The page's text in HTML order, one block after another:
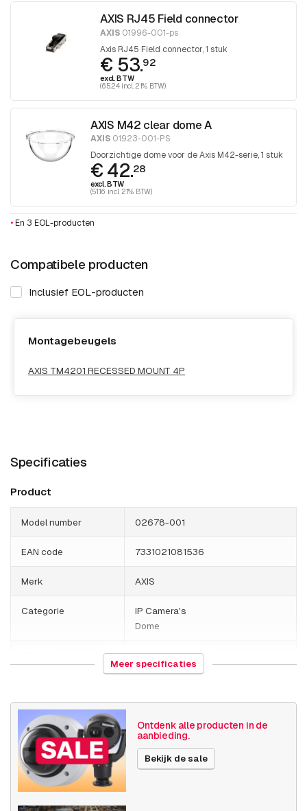
AXIS RJ45 Field connector
AXIS 01996-001-ps
Axis RJ45 Field connector, 1 stuk
€ 53.92
excl. BTW
(65.24 incl. 21% BTW)
AXIS M42 clear dome A
AXIS01923-001-PS
Doorzichtige dome voor de Axis M42-serie, 1 stuk
€ 42.28
excl. BTW
(51.16 incl. 21% BTW)
• En 3 EOL-producten
Compatibele producten
Inclusief EOL-producten
Montagebeugels
AXIS TM4201 RECESSED MOUNT 4P
Specificaties
Product
Model number 02678-001
EAN code 7331021081536
Merk AXIS
Categorie
IP Camera's
Dome
852589
Gewicht
Grootte (lxbxh) 125 x 135 x 90 millimeters
Camera
eigenschappen
Binnen camera
Meer specificaties
Ontdenk alle producten in de
aanbieding.
Bekijk de sale